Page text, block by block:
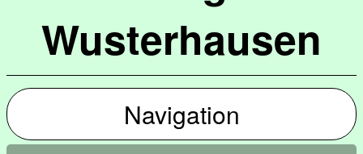
Wusterhausen
Navigation